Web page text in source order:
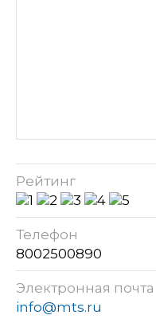
Рейтинг
Телефон
8002500890
Электронная почта
info@mts.ru